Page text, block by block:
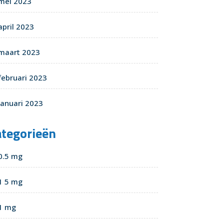
2023
2023
2023
2023
mg
5 mg
mg